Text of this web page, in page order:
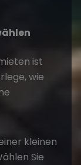
ist
wie
kleinen
Sie